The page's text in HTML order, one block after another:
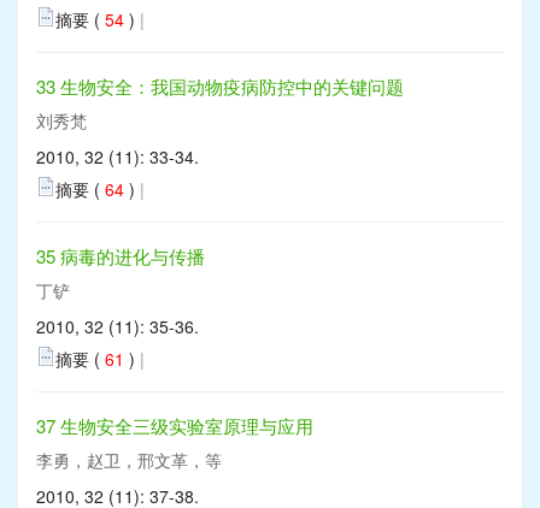
摘要 ( 54 ) |
33 生物安全：我国动物疫病防控中的关键问题
刘秀梵
2010, 32 (11): 33-34.
摘要 ( 64 ) |
35 病毒的进化与传播
丁铲
2010, 32 (11): 35-36.
摘要 ( 61 ) |
37 生物安全三级实验室原理与应用
李勇，赵卫，邢文革，等
2010, 32 (11): 37-38.